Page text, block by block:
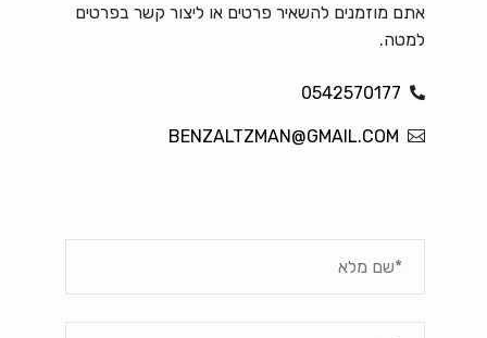
אתם מוזמנים להשאיר פרטים או ליצור קשר בפרטים
למטה.
0542570177
BENZALTZMAN@GMAIL.COM